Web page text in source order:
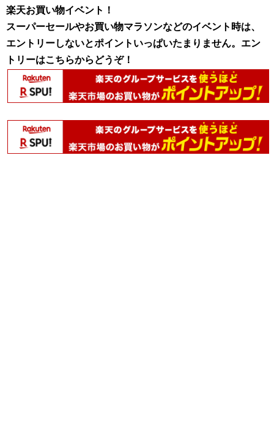
楽天お買い物イベント！
スーパーセールやお買い物マラソンなどのイベント時は、
エントリーしないとポイントいっぱいたまりません。エン
トリーはこちらからどうぞ！